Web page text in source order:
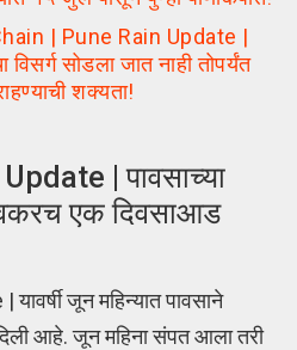
| Pune Rain Update |
सोडला जात नाही तोपर्यंत
शक्यता!
| पावसाच्या
एक दिवसाआड
जून महिन्यात पावसाने
आहे. जून महिना संपत आला तरी